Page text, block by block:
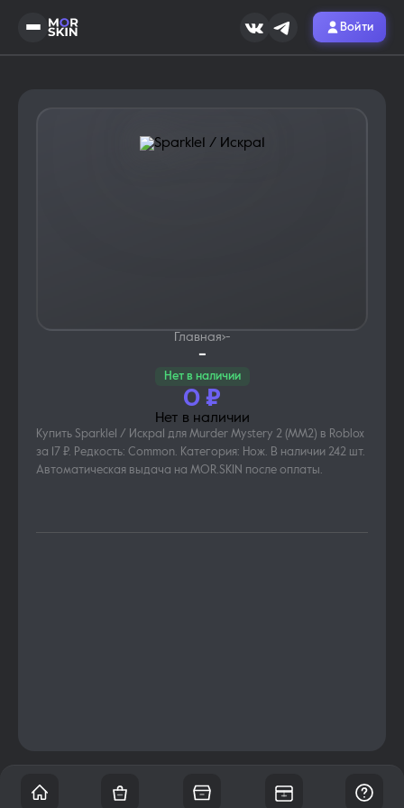
Войти
Главная›-
-
Нет в наличии
0 ₽
Нет в наличии
Купить Sparkle1 / Искра1 для Murder Mystery 2 (MM2) в Roblox
за 17 ₽. Редкость: Common. Категория: Нож. В наличии 242 шт.
Автоматическая выдача на MOR.SKIN после оплаты.